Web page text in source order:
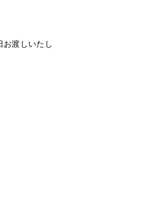
お渡しいたし